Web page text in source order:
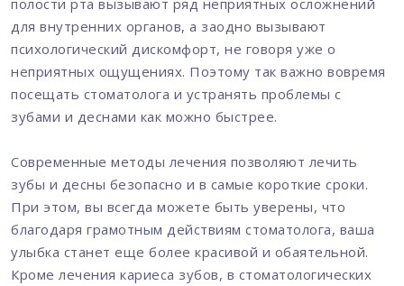
полости рта вызывают ряд неприятных осложнений
для внутренних органов, а заодно вызывают
психологический дискомфорт, не говоря уже о
неприятных ощущениях. Поэтому так важно вовремя
посещать стоматолога и устранять проблемы с
зубами и деснами как можно быстрее.
Современные методы лечения позволяют лечить
зубы и десны безопасно и в самые короткие сроки.
При этом, вы всегда можете быть уверены, что
благодаря грамотным действиям стоматолога, ваша
улыбка станет еще более красивой и обаятельной.
Кроме лечения кариеса зубов, в стоматологических